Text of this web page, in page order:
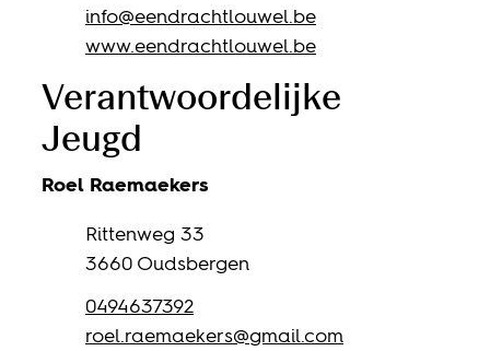
E-mailinfo@eendrachtlouwel.be
Websitewww.eendrachtlouwel.be
Verantwoordelijke
Jeugd
Roel Raemaekers
AdresRittenweg 33
,3660 Oudsbergen
0494637392
E-mailroel.raemaekers@gmail.com